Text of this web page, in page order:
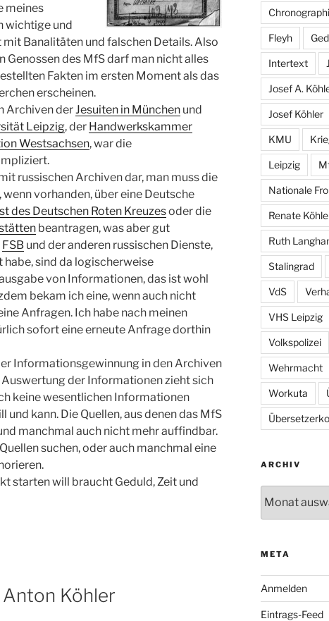
meines
wichtige und
Banalitäten und falschen Details. Also
Genossen des MfS darf man nicht alles
Fakten im ersten Moment als das
erscheinen.
Archiven der Jesuiten in München und
Leipzig, der Handwerkskammer
Westsachsen, war die
russischen Archiven dar, man muss die
, wenn vorhanden, über eine Deutsche
des Deutschen Roten Kreuzesoder die
beantragen, was aber gut
FSB und der anderen russischen Dienste,
sind da logischerweise
von Informationen, das ist wohl
bekam ich eine, wenn auch nicht
Anfragen. Ich habe nach meinen
sofort eine erneute Anfrage dorthin
Informationsgewinnung in den Archiven
der Informationen zieht sich
keine wesentlichen Informationen
kann. Die Quellen, aus denen das MfS
manchmal auch nicht mehr auffindbar.
suchen, oder auch manchmal eine
starten will braucht Geduld, Zeit und
Köhler
Fleyh
Intertext
Josef A.
Josef Köhler
KMU
Leipzig
Nationale
Renate
Ruth
Stalingrad
VdS
VHS Leipzig
Volkspolizei
Wehrmacht
Workuta
ARCHIV
META
Anmelden
Eintrags-Feed